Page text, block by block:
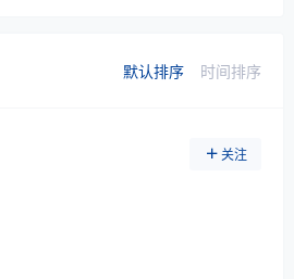
默认排序 时间排序
关注